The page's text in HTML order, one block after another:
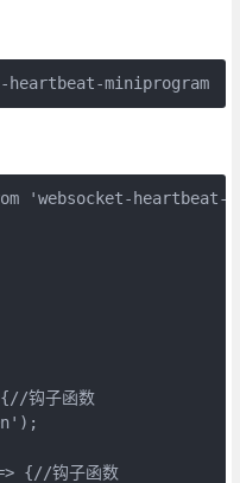
miniprogram
'websocket-heartbeat-
钩子函数
{//钩子函数